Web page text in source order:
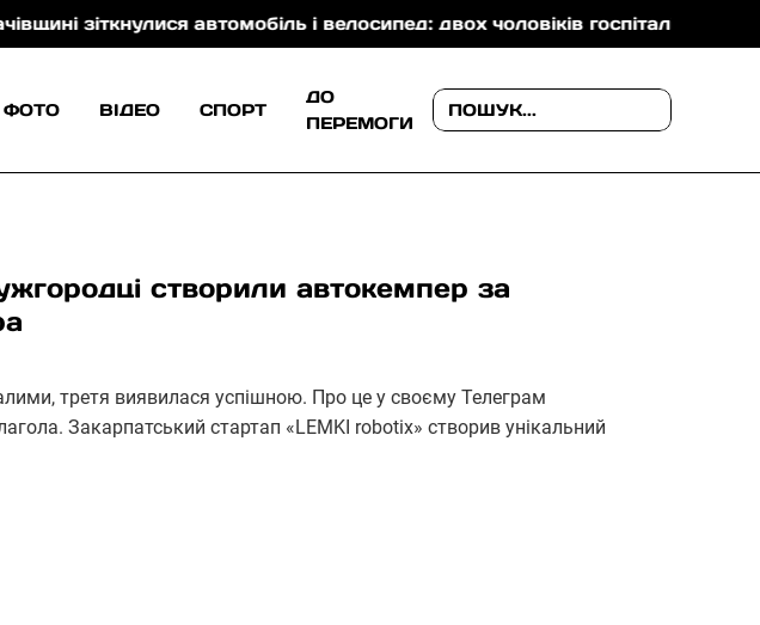
автомобіль і велосипед: двох чоловіків госпіталізували
ФОТО ВІДЕО СПОРТ
ДО
ПЕРЕМОГИ
створили автокемпер за
третя виявилася успішною. Про це у своєму Телеграм
Закарпатський стартап «LEMKI robotix» створив унікальний